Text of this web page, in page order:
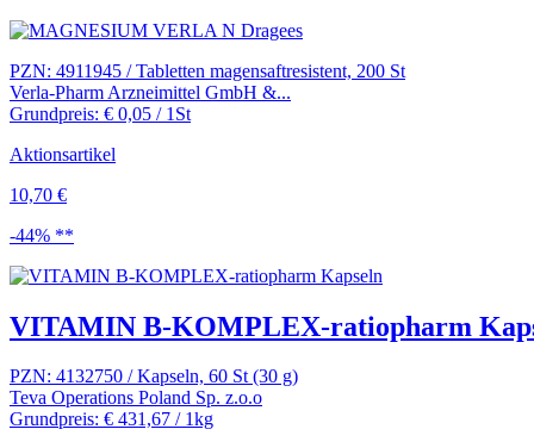
PZN: 4911945 / Tabletten magensaftresistent, 200 St
Verla-Pharm Arzneimittel GmbH &...
Grundpreis: € 0,05 / 1St
Aktionsartikel
10,70 €
-44% **
VITAMIN B-KOMPLEX-ratiopharm
PZN: 4132750 / Kapseln, 60 St (30 g)
Teva Operations Poland Sp. z.o.o
Grundpreis: € 431,67 / 1kg